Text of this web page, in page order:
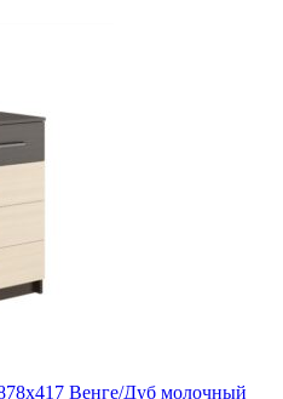
Венге/Дуб молочный